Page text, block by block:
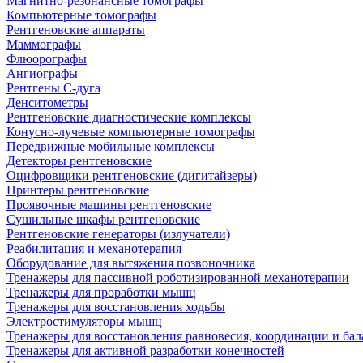
Компьютерные томографы
Рентгеновские аппараты
Маммографы
Флюорографы
Ангиографы
Рентгены С-дуга
Денситометры
Рентгеновские диагностические комплексы
Конусно-лучевые компьютерные томографы
Передвижные мобильные комплексы
Детекторы рентгеновские
Оцифровщики рентгеновские (дигитайзеры)
Принтеры рентгеновские
Проявочные машины рентгеновские
Сушильные шкафы рентгеновские
Рентгеновские генераторы (излучатели)
Реабилитация и механотерапия
Оборудование для вытяжения позвоночника
Тренажеры для пассивной роботизированной механотерапии
Тренажеры для проработки мышц
Тренажеры для восстановления ходьбы
Электростимуляторы мышц
Тренажеры для восстановления равновесия, координации и
Тренажеры для активной разработки конечностей